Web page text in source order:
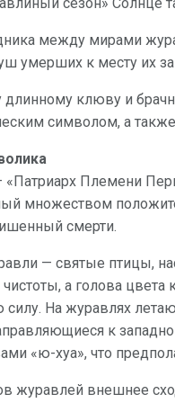
между мирами
умерших к месту их
длинному клюву и
символом, а
«Патриарх Племени
множеством
смерти.
— святые птицы,
а голова цвета
На журавлях
к
«ю-хуа», что
журавлей внешнее